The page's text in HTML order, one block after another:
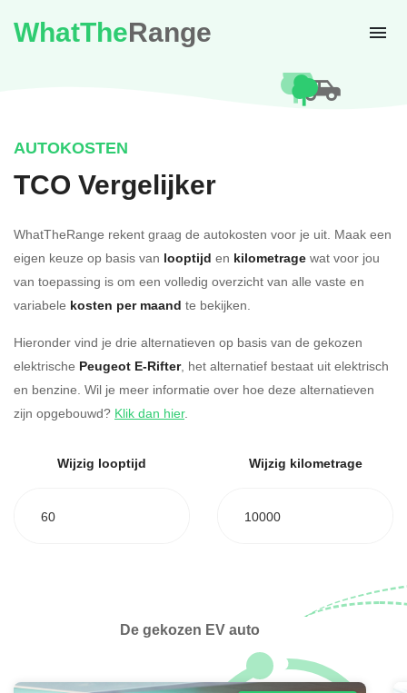
WhatTheRange
AUTOKOSTEN
TCO Vergelijker
WhatTheRange rekent graag de autokosten voor je uit. Maak een
eigen keuze op basis van looptijd en kilometrage wat voor jou
van toepassing is om een volledig overzicht van alle vaste en
variabele kosten per maand te bekijken.
Hieronder vind je drie alternatieven op basis van de gekozen
elektrische Peugeot E-Rifter, het alternatief bestaat uit elektrisch
en benzine. Wil je meer informatie over hoe deze alternatieven
zijn opgebouwd? Klik dan hier.
Wijzig looptijd
60
Wijzig kilometrage
10000
De gekozen EV auto